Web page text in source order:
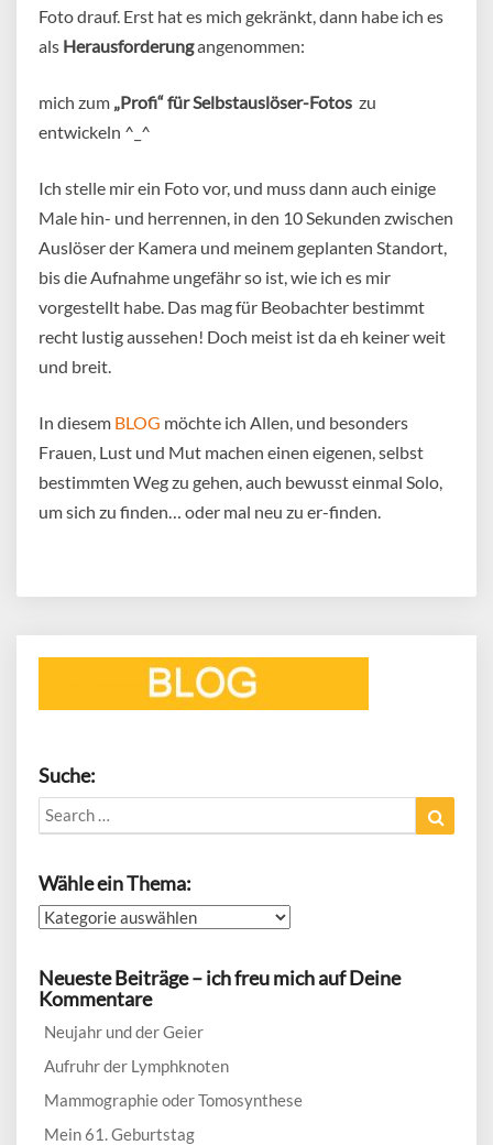
Foto drauf. Erst hat es mich gekränkt, dann habe ich es
als Herausforderungangenommen:
mich zum „Profi“ für Selbstauslöser-Fotos zu
entwickeln ^_^
Ich stelle mir ein Foto vor, und muss dann auch einige
Male hin- und herrennen, in den 10 Sekunden zwischen
Auslöser der Kamera und meinem geplanten Standort,
bis die Aufnahme ungefähr so ist, wie ich es mir
vorgestellt habe. Das mag für Beobachter bestimmt
recht lustig aussehen! Doch meist ist da eh keiner weit
und breit.
In diesem BLOG möchte ich Allen, und besonders
Frauen, Lust und Mut machen einen eigenen, selbst
bestimmten Weg zu gehen, auch bewusst einmal Solo,
um sich zu finden… oder mal neu zu er-finden.
Suche:
Search
for:
Wähle ein Thema:
Wähle
Neueste Beiträge – ich freu mich auf Deine
Kommentare
Neujahr und der Geier
Aufruhr der Lymphknoten
Mammographie oder Tomosynthese
Mein 61. Geburtstag